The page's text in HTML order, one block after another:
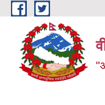
Skip to main content